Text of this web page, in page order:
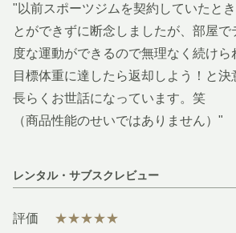
"以前スポーツジムを契約していたと
とができずに断念しましたが、部屋
度な運動ができるので無理なく続けら
目標体重に達したら返却しよう！と決
長らくお世話になっています。笑
（商品性能のせいではありません）"
レンタル・サブスクレビュー
評価 ★★★★★